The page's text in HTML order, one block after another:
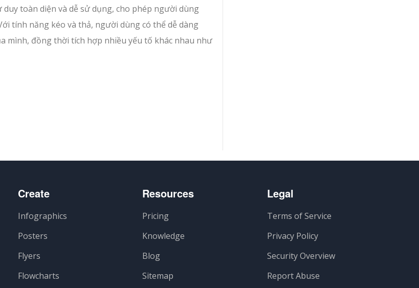
toàn diện và dễ sử dụng, cho phép người dùng
tính năng kéo và thả, người dùng có thể dễ dàng
mình, đồng thời tích hợp nhiều yếu tố khác nhau như
Create
Infographics
Posters
Flyers
Flowcharts
Resources
Pricing
Knowledge
Blog
Sitemap
Legal
Terms of Service
Privacy Policy
Security Overview
Report Abuse